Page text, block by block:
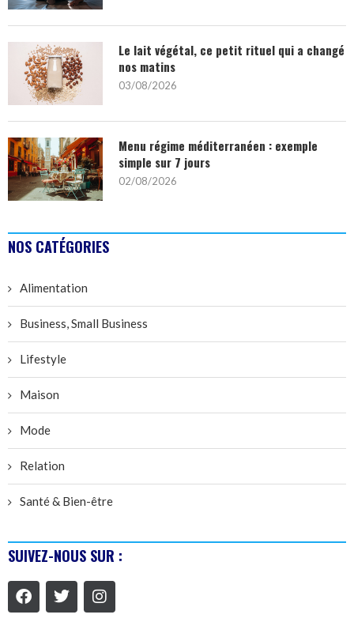
Le lait végétal, ce petit rituel qui a changé
nos matins
03/08/2026
Menu régime méditerranéen : exemple
simple sur 7 jours
02/08/2026
NOS CATÉGORIES
Alimentation
Business, Small Business
Lifestyle
Maison
Mode
Relation
Santé & Bien-être
SUIVEZ-NOUS SUR :